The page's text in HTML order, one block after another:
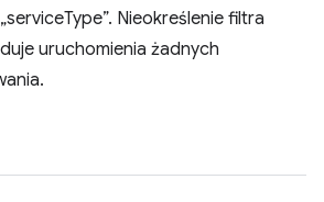
Nieokreślenie filtra
uruchomienia żadnych